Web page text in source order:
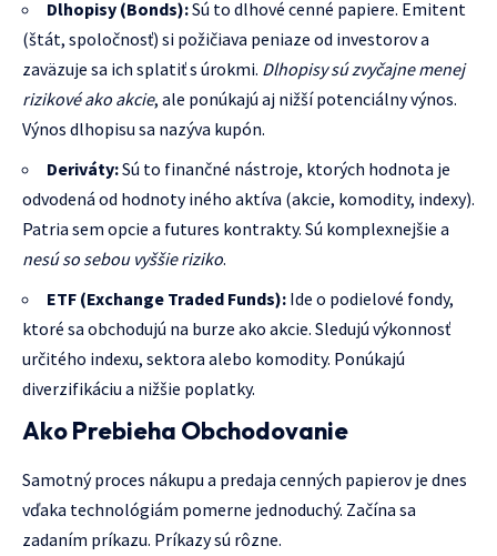
Dlhopisy (Bonds):Sú to dlhové cenné papiere. Emitent
(štát, spoločnosť) si požičiava peniaze od investorov a
zaväzuje sa ich splatiť s úrokmi. Dlhopisy sú zvyčajne menej
rizikové ako akcie, ale ponúkajú aj nižší potenciálny výnos.
Výnos dlhopisu sa nazýva kupón.
Deriváty:Sú to finančné nástroje, ktorých hodnota je
odvodená od hodnoty iného aktíva (akcie, komodity, indexy).
Patria sem opcie a futures kontrakty. Sú komplexnejšie a
nesú so sebou vyššie riziko.
ETF (Exchange Traded Funds): Ide o podielové fondy,
ktoré sa obchodujú na burze ako akcie. Sledujú výkonnosť
určitého indexu, sektora alebo komodity. Ponúkajú
diverzifikáciu a nižšie poplatky.
Ako Prebieha Obchodovanie
Samotný proces nákupu a predaja cenných papierov je dnes
vďaka technológiám pomerne jednoduchý. Začína sa
zadaním príkazu. Príkazy sú rôzne.